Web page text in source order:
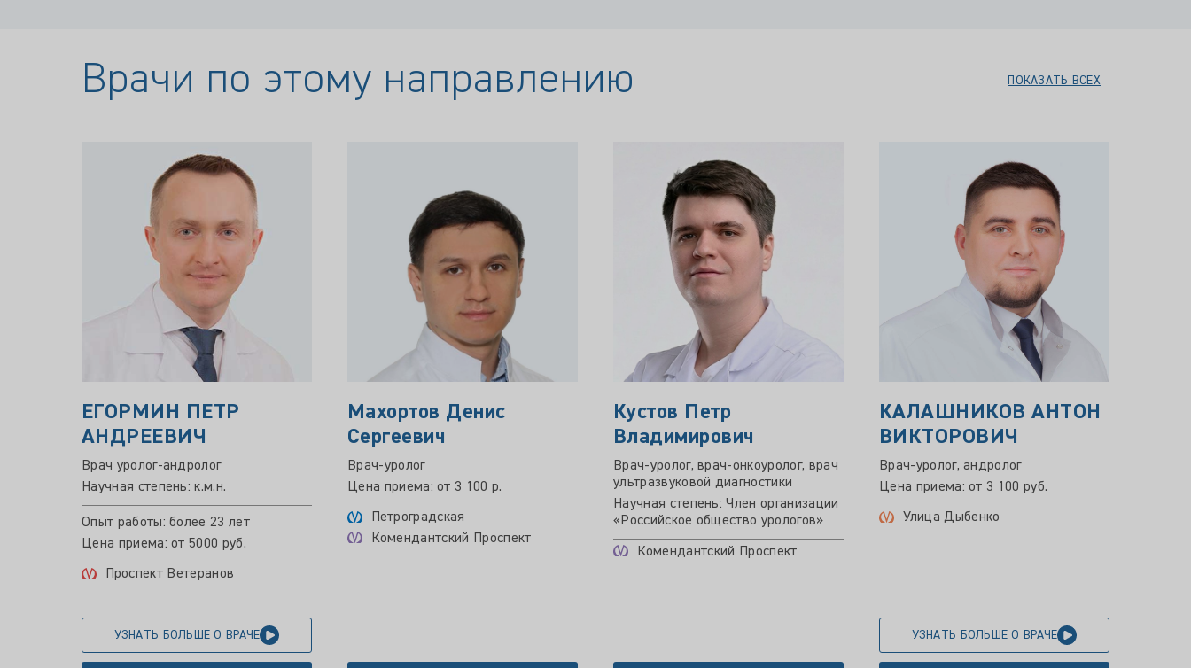
Врачи по этому направлению ПОКАЗАТЬ ВСЕХ
ЕГОРМИН ПЕТР
АНДРЕЕВИЧ
Врач уролог-андролог
Научная степень: к.м.н.
Опыт работы: более 23 лет
Цена приема: от 5000 руб.
Проспект Ветеранов
УЗНАТЬ БОЛЬШЕ О ВРАЧЕ
Махортов Денис
Сергеевич
Врач-уролог
Цена приема: от 3 100 р.
Петроградская
Комендантский Проспект
Кустов Петр
Владимирович
Врач-уролог, врач-онкоуролог, врач
ультразвуковой диагностики
Научная степень: Член организации
«Российское общество урологов»
Комендантский Проспект
КАЛАШНИКОВ АНТОН
ВИКТОРОВИЧ
Врач-уролог, андролог
Цена приема: от 3 100 руб.
Улица Дыбенко
УЗНАТЬ БОЛЬШЕ О ВРАЧЕ